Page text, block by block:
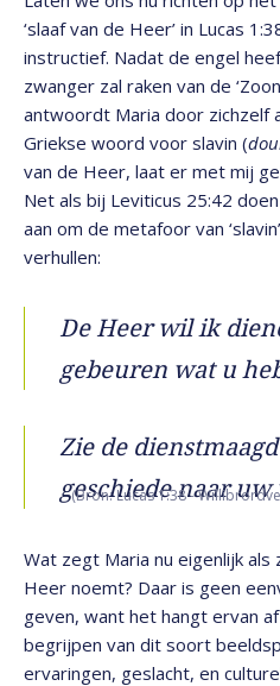
‘slaaf van de Heer’ in Lucas
instructief. Nadat de engel
zwanger zal raken van de
antwoordt Maria door zichzelf
Griekse woord voor slavin (
van de Heer, laat er met mij
Net als bij Leviticus 25:42
aan om de metafoor van
verhullen:
De Heer wil ik
gebeuren wat u
Zie de
geschiede naar
(Bron: Lucas 1:38 -
Wat zegt Maria nu eigenlijk als
Heer noemt? Daar is geen
geven, want het hangt ervan
begrijpen van dit soort
ervaringen, geslacht, en